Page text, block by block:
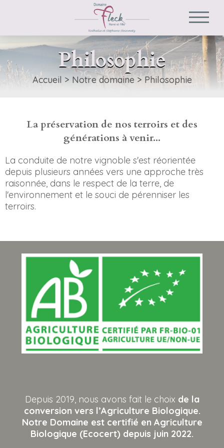
Philosophie
Accueil > Notre domaine >Philosophie
La préservation de nos terroirs et des
générations à venir...
La conduite de notre vignoble s'est réorientée
depuis plusieurs années vers une approche très
raisonnée, dans le respect de la terre, de
l'environnement et le souci de pérenniser les
terroirs.
Depuis 2019, nous avons fait le choix de la
conversion vers l’Agriculture Biologique.
Notre Domaine est certifié en Agriculture
Biologique (Ecocert) depuis juin 2022.